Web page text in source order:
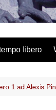
libero
1 ad Alexis